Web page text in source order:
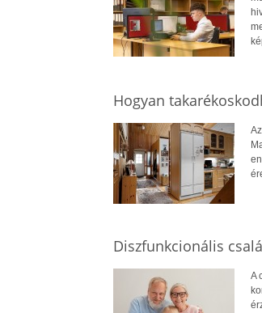
Hogyan
Diszfunkcionális
A